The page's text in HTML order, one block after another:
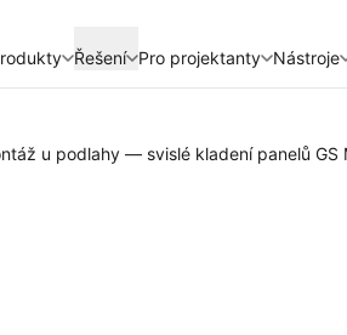
Řešení Pro projektanty Nástroje
u podlahy — svislé kladení panelů GS